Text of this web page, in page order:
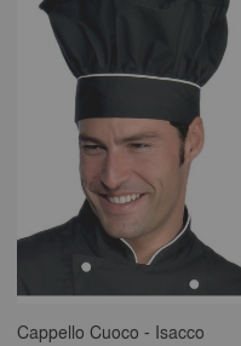
Cappello Cuoco - Isacco